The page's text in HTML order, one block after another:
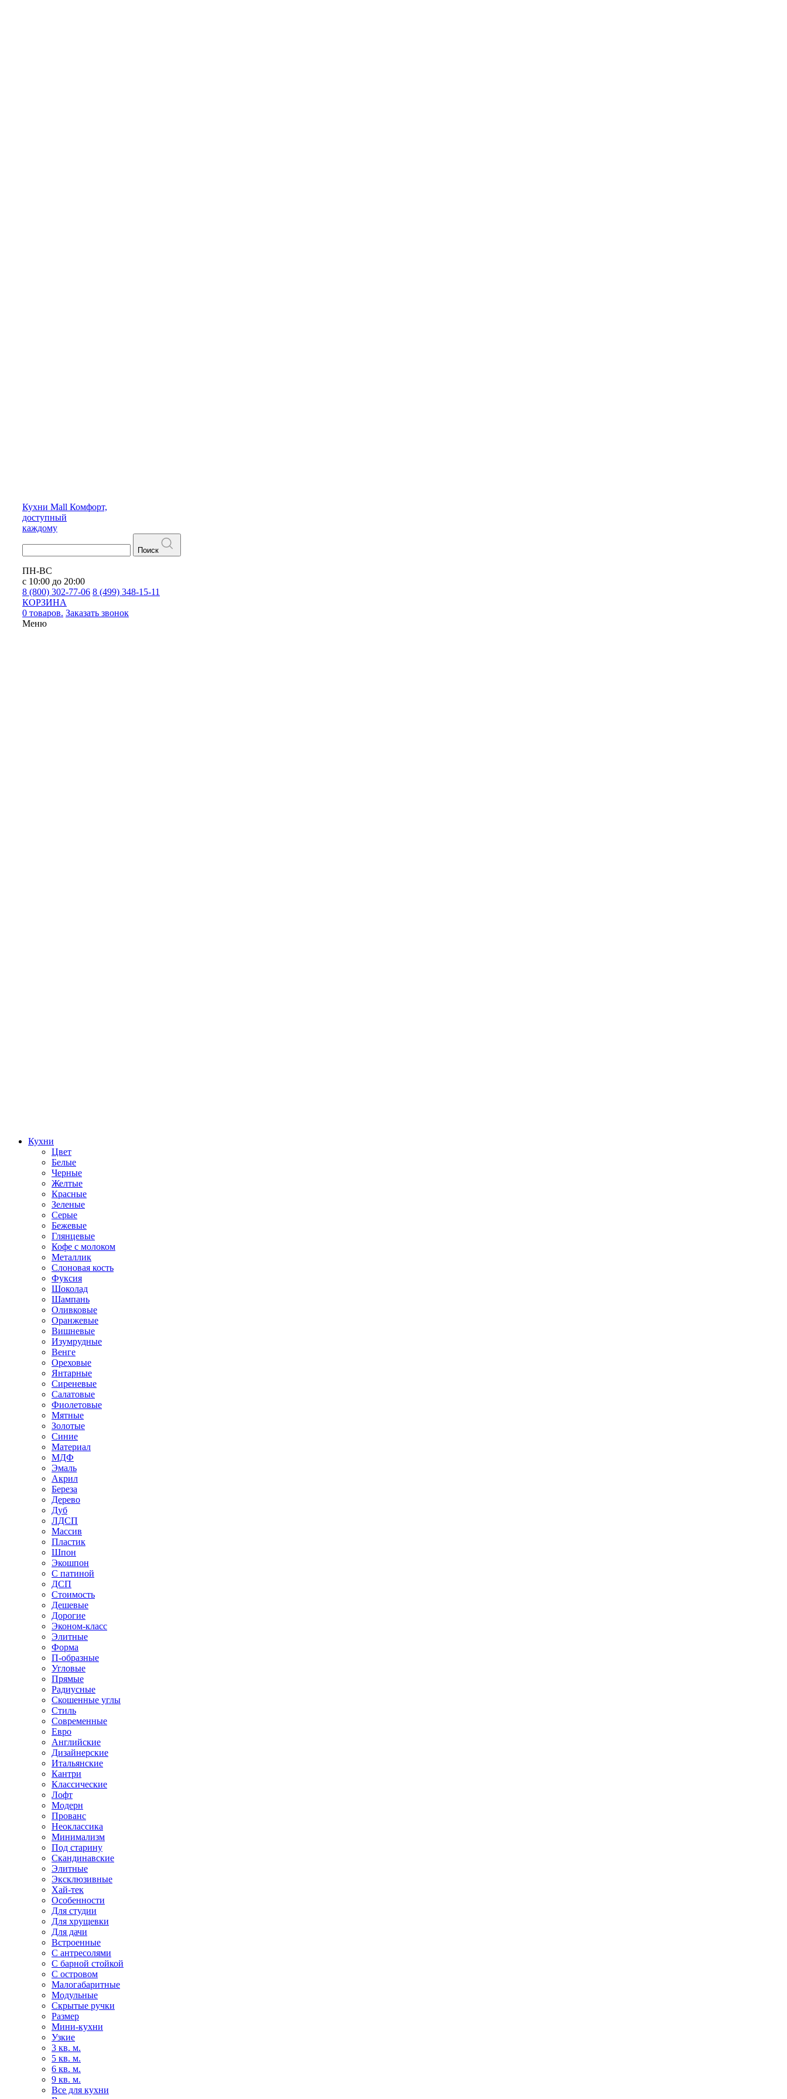
Кухни Mall Комфорт,
доступный
каждому
Поиск
ПН-ВС
с 10:00 до 20:00
8 (800) 302-77-06 8 (499) 348-15-11
КОРЗИНА
0 товаров. Заказать звонок
Меню
Кухни
Цвет
Белые
Черные
Желтые
Красные
Зеленые
Серые
Бежевые
Глянцевые
Кофе с молоком
Металлик
Слоновая кость
Фуксия
Шоколад
Шампань
Оливковые
Оранжевые
Вишневые
Изумрудные
Венге
Ореховые
Янтарные
Сиреневые
Салатовые
Фиолетовые
Мятные
Золотые
Синие
Материал
МДФ
Эмаль
Акрил
Береза
Дерево
Дуб
ЛДСП
Массив
Пластик
Шпон
Экошпон
С патиной
ДСП
Стоимость
Дешевые
Дорогие
Эконом-класс
Элитные
Форма
П-образные
Угловые
Прямые
Радиусные
Скошенные углы
Стиль
Современные
Евро
Английские
Дизайнерские
Итальянские
Кантри
Классические
Лофт
Модерн
Прованс
Неоклассика
Минимализм
Под старину
Скандинавские
Элитные
Эксклюзивные
Хай-тек
Особенности
Для студии
Для хрущевки
Для дачи
Встроенные
С антресолями
С барной стойкой
С островом
Малогабаритные
Модульные
Скрытые ручки
Размер
Мини-кухни
Узкие
3 кв. м.
5 кв. м.
6 кв. м.
9 кв. м.
Все для кухни